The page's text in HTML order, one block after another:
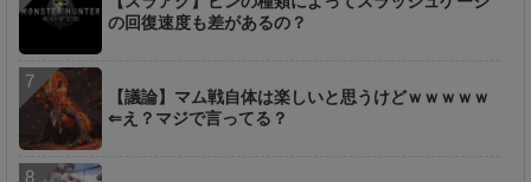
の回復速度も差があるの？
【議論】マム戦自体は楽しいと思うけどｗｗｗｗｗ
⇐え？マジで言ってる？